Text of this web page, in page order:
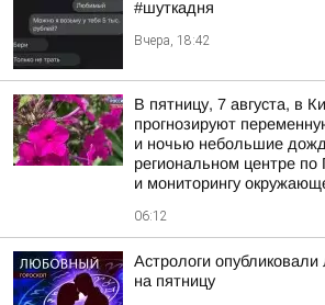
#шуткадня
Вчера, 18:42
В пятницу, 7 августа, в
прогнозируют
и ночью небольшие
региональном центре по
и мониторингу
06:12
Астрологи
на пятницу